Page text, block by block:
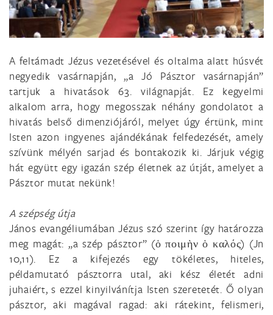
A feltámadt Jézus vezetésével és oltalma alatt húsvét
negyedik vasárnapján, „a Jó Pásztor vasárnapján”
tartjuk a hivatások 63. világnapját. Ez kegyelmi
alkalom arra, hogy megosszak néhány gondolatot a
hivatás belső dimenziójáról, melyet úgy értünk, mint
Isten azon ingyenes ajándékának felfedezését, amely
szívünk mélyén sarjad és bontakozik ki. Járjuk végig
hát együtt egy igazán szép életnek az útját, amelyet a
Pásztor mutat nekünk!
A szépség útja
János evangéliumában Jézus szó szerint így határozza
meg magát: „a szép pásztor” (ὁ ποιμὴν ὁ καλός) (Jn
10,11). Ez a kifejezés egy tökéletes, hiteles,
példamutató pásztorra utal, aki kész életét adni
juhaiért, s ezzel kinyilvánítja Isten szeretetét. Ő olyan
pásztor, aki magával ragad: aki rátekint, felismeri,